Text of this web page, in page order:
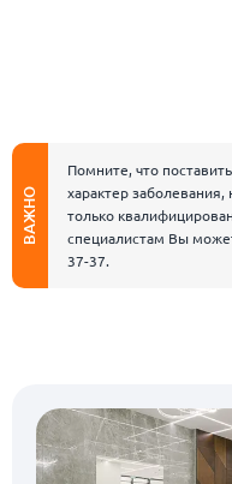
ВАЖНО
Помните, что
характер
только
специалистам Вы
37-37.